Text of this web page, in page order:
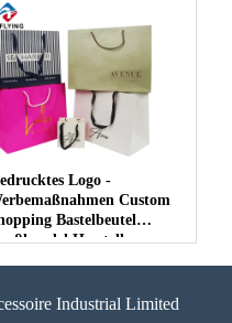
Logo -
Custom
Bastelbeutel
Hersteller
Industrial Limited